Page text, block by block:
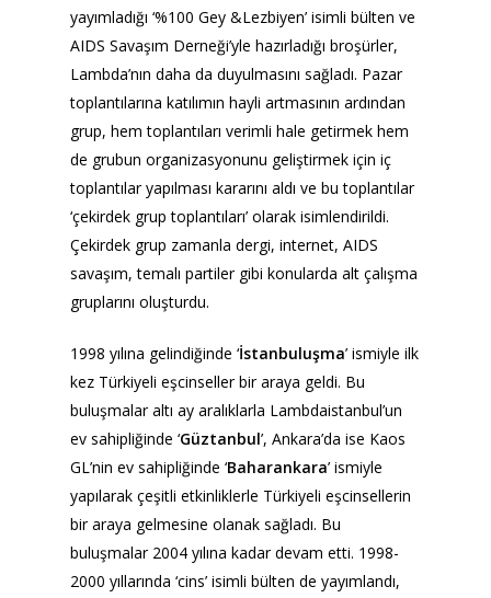
yayımladığı ‘%100 Gey &Lezbiyen’ isimli bülten ve
AIDS Savaşım Derneği’yle hazırladığı broşürler,
Lambda’nın daha da duyulmasını sağladı. Pazar
toplantılarına katılımın hayli artmasının ardından
grup, hem toplantıları verimli hale getirmek hem
de grubun organizasyonunu geliştirmek için iç
toplantılar yapılması kararını aldı ve bu toplantılar
‘çekirdek grup toplantıları’ olarak isimlendirildi.
Çekirdek grup zamanla dergi, internet, AIDS
savaşım, temalı partiler gibi konularda alt çalışma
gruplarını oluşturdu.
1998 yılına gelindiğinde ‘İstanbuluşma’ ismiyle ilk
kez Türkiyeli eşcinseller bir araya geldi. Bu
buluşmalar altı ay aralıklarla Lambdaistanbul’un
ev sahipliğinde ‘Güztanbul’, Ankara’da ise Kaos
GL’nin ev sahipliğinde ‘Baharankara’ ismiyle
yapılarak çeşitli etkinliklerle Türkiyeli eşcinsellerin
bir araya gelmesine olanak sağladı. Bu
buluşmalar 2004 yılına kadar devam etti. 1998-
2000 yıllarında ‘cins’ isimli bülten de yayımlandı,